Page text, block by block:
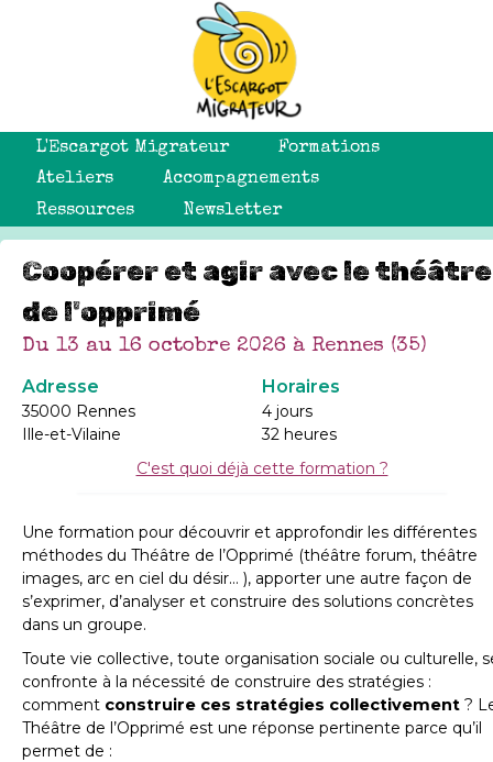
L'Escargot Migrateur
Formations
Ateliers
Accompagnements
Ressources
Newsletter
Coopérer et agir avec le théâtre
de l'opprimé
Du 13 au 16 octobre 2026 à Rennes (35)
Adresse
35000 Rennes
Ille-et-Vilaine
Horaires
4 jours
32 heures
C'est quoi déjà cette formation ?
Une formation pour découvrir et approfondir les différentes
méthodes du Théâtre de l’Opprimé (théâtre forum, théâtre
images, arc en ciel du désir... ), apporter une autre façon de
s’exprimer, d’analyser et construire des solutions concrètes
dans un groupe.
Toute vie collective, toute organisation sociale ou culturelle,
confronte à la nécessité de construire des stratégies :
comment construire ces stratégies collectivement ?
Théâtre de l’Opprimé est une réponse pertinente parce qu’il
permet de :